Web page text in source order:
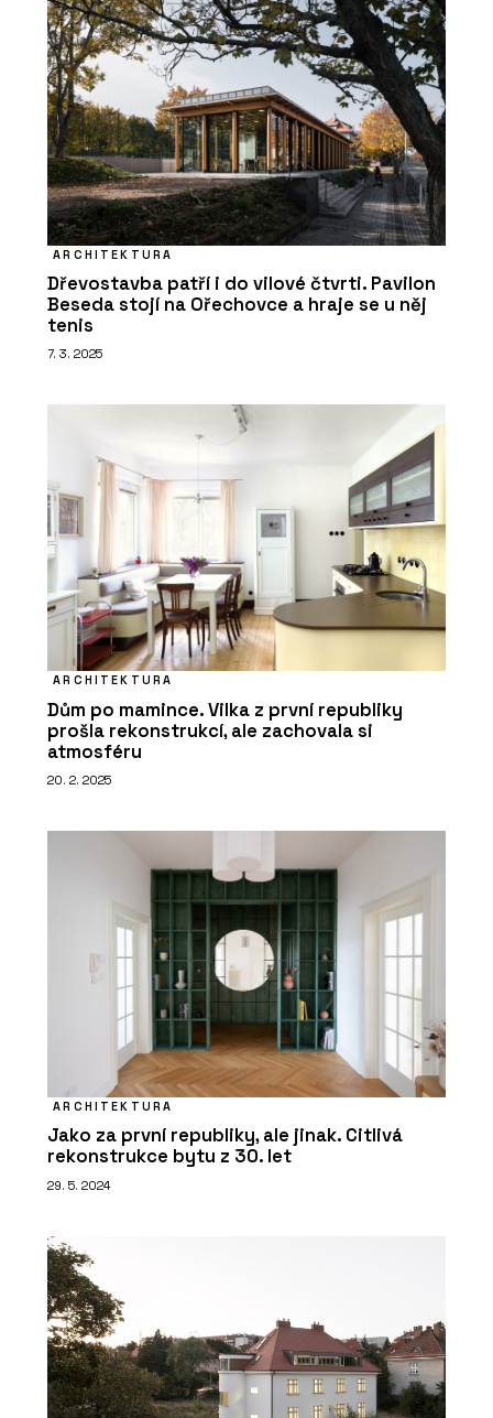
ARCHITEKTURA
Dřevostavba patří i do vilové čtvrti. Pavilon
Beseda stojí na Ořechovce a hraje se u něj
tenis
7. 3. 2025
ARCHITEKTURA
Dům po mamince. Vilka z první republiky
prošla rekonstrukcí, ale zachovala si
atmosféru
20. 2. 2025
ARCHITEKTURA
Jako za první republiky, ale jinak. Citlivá
rekonstrukce bytu z 30. let
29. 5. 2024